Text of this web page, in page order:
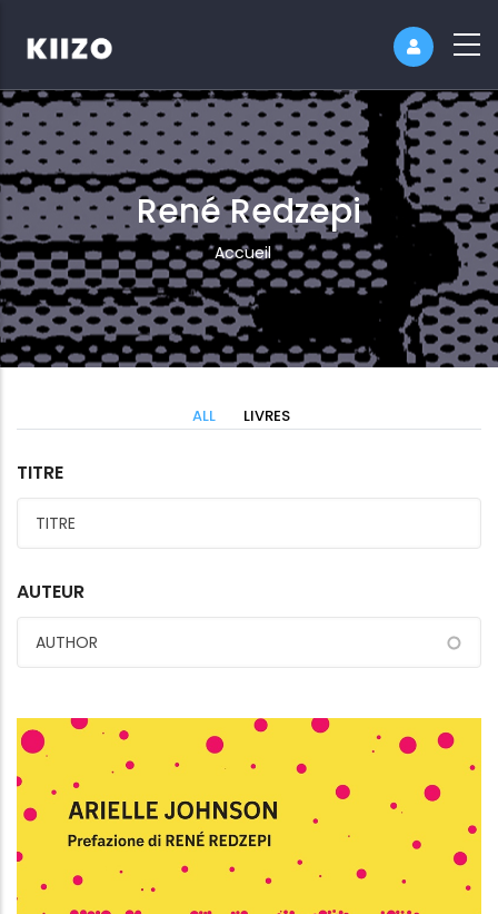
René Redzepi
Fil
d'Ariane
Accueil
ALL LIVRES
TITRE
AUTEUR